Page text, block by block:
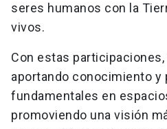
seres humanos con la
vivos.
Con estas participaciones,
aportando conocimiento y
fundamentales en
promoviendo una visión